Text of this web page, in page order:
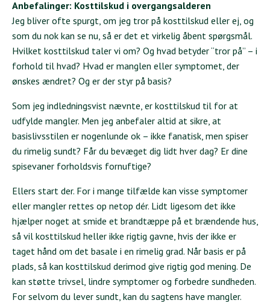
Anbefalinger: Kosttilskud i overgangsalderen
Jeg bliver ofte spurgt, om jeg tror på kosttilskud eller ej, og
som du nok kan se nu, så er det et virkelig åbent spørgsmål.
Hvilket kosttilskud taler vi om? Og hvad betyder “tror på” – i
forhold til hvad? Hvad er manglen eller symptomet, der
ønskes ændret? Og er der styr på basis?
Som jeg indledningsvist nævnte, er kosttilskud til for at
udfylde mangler. Men jeg anbefaler altid at sikre, at
basislivsstilen er nogenlunde ok – ikke fanatisk, men spiser
du rimelig sundt? Får du bevæget dig lidt hver dag? Er dine
spisevaner forholdsvis fornuftige?
Ellers start der. For i mange tilfælde kan visse symptomer
eller mangler rettes op netop dér. Lidt ligesom det ikke
hjælper noget at smide et brandtæppe på et brændende hus,
så vil kosttilskud heller ikke rigtig gavne, hvis der ikke er
taget hånd om det basale i en rimelig grad. Når basis er på
plads, så kan kosttilskud derimod give rigtig god mening. De
kan støtte trivsel, lindre symptomer og forbedre sundheden.
For selvom du lever sundt, kan du sagtens have mangler.